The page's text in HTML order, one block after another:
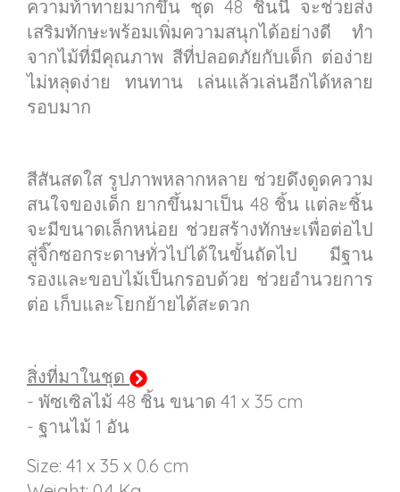
ความท้าทายมากขึ้น ชุด 48 ชิ้นนี้ จะช่วยส่ง
เสริมทักษะพร้อมเพิ่มความสนุกได้อย่างดี ทำ
จากไม้ที่มีคุณภาพ สีที่ปลอดภัยกับเด็ก ต่อง่าย
ไม่หลุดง่าย ทนทาน เล่นแล้วเล่นอีกได้หลาย
รอบมาก
สีสันสดใส รูปภาพหลากหลาย ช่วยดึงดูดความ
สนใจของเด็ก ยากขึ้นมาเป็น 48 ชิ้น แต่ละชิ้น
จะมีขนาดเล็กหน่อย ช่วยสร้างทักษะเพื่อต่อไป
สู่จิ๊กซอกระดาษทั่วไปได้ในขั้นถัดไป มีฐาน
รองและขอบไม้เป็นกรอบด้วย ช่วยอำนวยการ
ต่อ เก็บและโยกย้ายได้สะดวก
สิ่งที่มาในชุด
- พัซเซิลไม้ 48 ชิ้น ขนาด 41 x 35 cm
- ฐานไม้ 1 อัน
Size: 41 x 35 x 0.6 cm